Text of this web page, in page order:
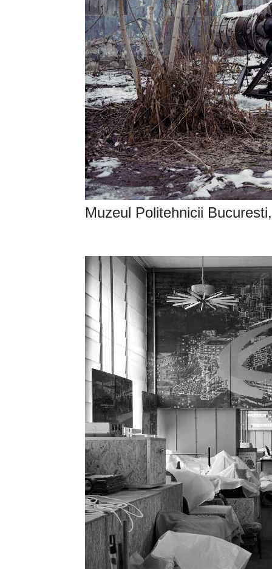
Muzeul Politehnicii